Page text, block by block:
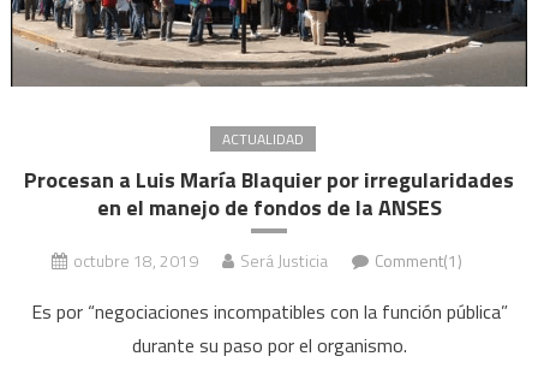
ACTUALIDAD
Procesan a Luis María Blaquier por irregularidades
en el manejo de fondos de la ANSES
octubre 18, 2019 Será Justicia Comment(1)
Es por “negociaciones incompatibles con la función pública”
durante su paso por el organismo.